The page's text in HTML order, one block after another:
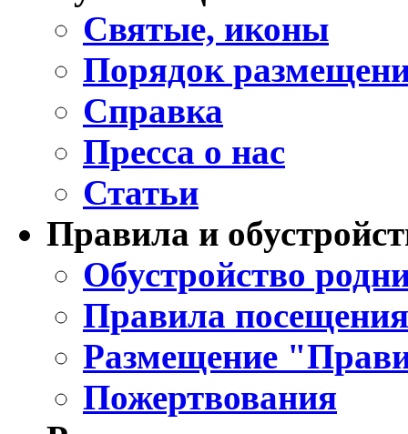
Святые, иконы
Порядок
Справка
Пресса о нас
Статьи
Правила и
Обустройство
Правила
Размещение
Пожертвования